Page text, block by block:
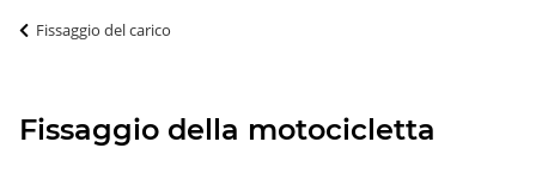
Fissaggio del carico
Fissaggio della motocicletta